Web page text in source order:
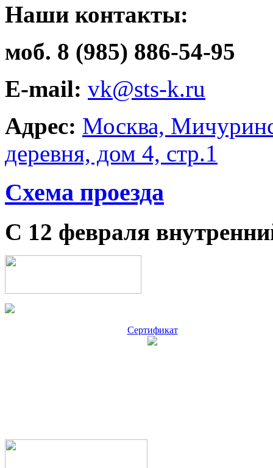
Наши контакты:
моб. 8 (985) 886-54-95
E-mail: vk@sts-k.ru
Адрес: Москва,
деревня, дом 4, стр.1
Схема проезда
С 12 февраля
Сертификат